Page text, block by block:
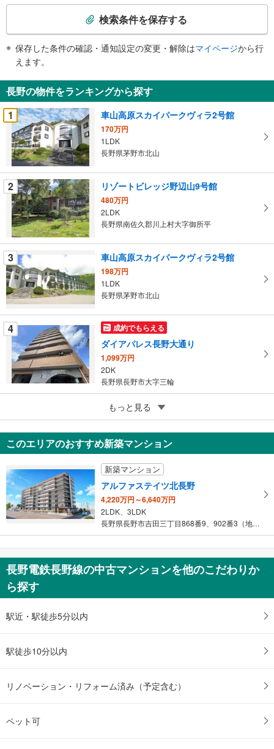
知
を
受
け
取
る
・
条
件
を
マ
イ
ペ
ー
ジ
に
保
す
る
検索条件を保存する
保存した条件の確認・通知設定の変更・解除はマイページから行
えます。
長野の物件をランキングから探す
1
車山高原スカイパークヴィラ2号館
170万円
1LDK
長野県茅野市北山
2 リゾートビレッジ野辺山9号館
480万円
2LDK
長野県南佐久郡川上村大字御所平
3 車山高原スカイパークヴィラ2号館
198万円
1LDK
長野県茅野市北山
4 成約でもらえる
ダイアパレス長野大通り
1,099万円
2DK
長野県長野市大字三輪
シンハイツ嶺雲
250万円
1DK
長野県長野市大字長野横沢町
もっと見る
このエリアのおすすめ新築マンション
新築マンション
アルファステイツ北長野
4,220万円～6,640万円
2LDK、3LDK
長野県長野市吉田三丁目868番9、902番3（地番）
長野電鉄長野線の中古マンションを他のこだわりか
ら探す
駅近・駅徒歩5分以内
駅徒歩10分以内
リノベーション・リフォーム済み（予定含む）
ペット可